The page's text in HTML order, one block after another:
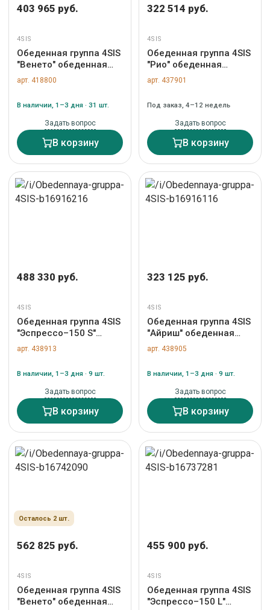
403 965 руб.
4SIS
Обеденная группа 4SIS
"Венето" обеденная
группа на 4 персоны со
стульями "Милан",
роуп темно-серый арт.
VEN-CMIL4T1-5-SET D-
gray
арт. 418800
В наличии, 1–3 дня · 31 шт.
Задать вопрос
В корзину
322 514 руб.
4SIS
Обеденная группа 4SIS
"Рио" обеденная
группа на 4 персоны,
стол HPL "серый
арт. RСR4T1-5-SET gray
арт. 437901
Под заказ, 4–12 недель
Задать вопрос
В корзину
488 330 руб.
4SIS
Обеденная группа 4SIS
"Эспрессо–150 S"
обеденная группа
плетеная, цвет
ECS6T-7-SET brown
арт. 438913
В наличии, 1–3 дня · 9 шт.
Задать вопрос
В корзину
323 125 руб.
4SIS
Обеденная группа 4SIS
"Айриш" обеденная
группа плетеная на 4
персоны, цвет графит
graphite
арт. 438905
В наличии, 1–3 дня · 9 шт.
Задать вопрос
В корзину
Осталось 2 шт.
562 825 руб.
4SIS
Обеденная группа 4SIS
"Венето" обеденная
455 900 руб.
4SIS
Обеденная группа 4SIS
"Эспрессо–150 L"